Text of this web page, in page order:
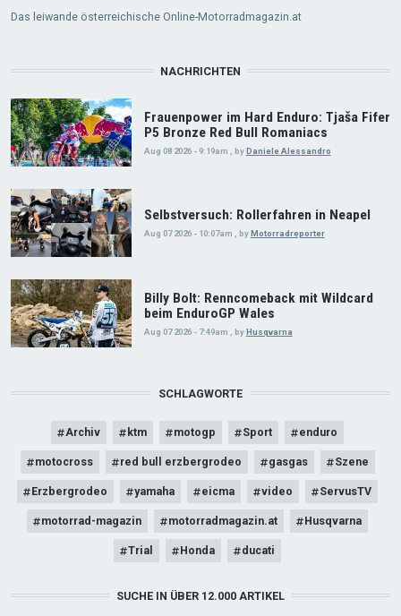
Das leiwande österreichische Online-Motorradmagazin.at
NACHRICHTEN
Frauenpower im Hard Enduro: Tjaša Fifer
P5 Bronze Red Bull Romaniacs
Aug 08 2026 - 9:19am byDaniele Alessandro
Selbstversuch: Rollerfahren in Neapel
Aug 07 2026 - 10:07am , byMotorradreporter
Billy Bolt: Renncomeback mit Wildcard
beim EnduroGP Wales
Aug 07 2026 - 7:49am byHusqvarna
SCHLAGWORTE
Archiv ktm motogp Sport enduro
motocross red bull erzbergrodeo gasgas Szene
Erzbergrodeo yamaha eicma video ServusTV
motorrad-magazin motorradmagazin.at Husqvarna
Trial Honda ducati
SUCHE IN ÜBER 12.000 ARTIKEL